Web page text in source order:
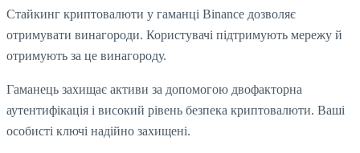
Стайкинг криптовалюти у гаманці Binance дозволяє
отримувати винагороди. Користувачі підтримують мережу й
отримують за це винагороду.
Гаманець захищає активи за допомогою двофакторна
аутентифікація і високий рівень безпека криптовалюти. Ваші
особисті ключі надійно захищені.